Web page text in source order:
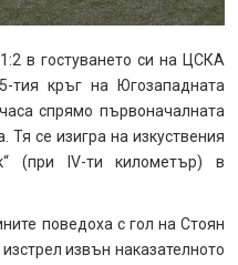
1:2 в гостуването си на ЦСКА
тия кръг на Югозападната
спрямо първоначалната
Тя се изигра на изкуствения
(при IV-ти километър) в
поведоха с гол на Стоян
извън наказателното